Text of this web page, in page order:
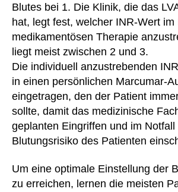
Blutes bei 1. Die Klinik, die das
hat, legt fest, welcher INR-Wert im
medikamentösen Therapie
liegt meist zwischen 2 und 3.
Die individuell anzustrebenden
in einen persönlichen Marcumar-
eingetragen, den der Patient
sollte, damit das medizinische
geplanten Eingriffen und im Notfall
Blutungsrisiko des Patienten
Um eine optimale Einstellung der
zu erreichen, lernen die meisten